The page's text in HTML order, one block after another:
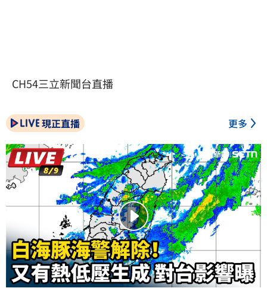
CH54三立新聞台直播
現正直播 更多